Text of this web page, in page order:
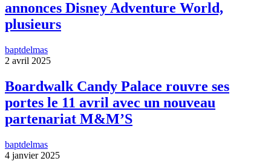
annonces Disney Adventure World,
plusieurs
baptdelmas
2 avril 2025
Boardwalk Candy Palace rouvre ses
portes le 11 avril avec un nouveau
partenariat M&M’S
baptdelmas
4 janvier 2025